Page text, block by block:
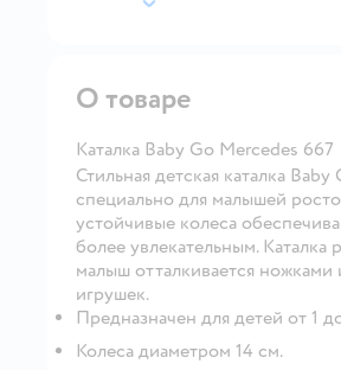
далее
О товаре
Каталка Baby Go Mercedes 667
Стильная детская каталка
специально для малышей
устойчивые колеса
более увлекательным.
малыш отталкивается
игрушек.
Предназначен для детей от 1
Колеса диаметром 14 см.